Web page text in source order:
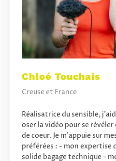
Chloé Touchais
Creuse et France
Réalisatrice du sensible,
oser la vidéo pour se
de coeur. Je m'appuie sur
préférées : - mon expertise
solide bagage technique -